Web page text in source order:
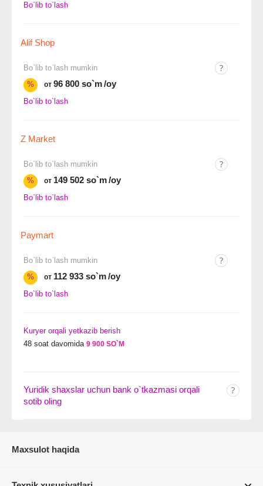
Bo`lib to`lash
Alif Shop
Bo`lib to`lash mumkin
%
от 96 800 so`m/oy
Bo`lib to`lash
Z Market
Bo`lib to`lash mumkin
%
от 149 502 so`m/oy
Bo`lib to`lash
Paymart
Bo`lib to`lash mumkin
%
от 112 933 so`m/oy
Bo`lib to`lash
Kuryer orqali yetkazib berish
48 soat davomida 9 900 SO`M
Yuridik shaxslar uchun bank o`tkazmasi orqali
sotib oling
Maxsulot haqida